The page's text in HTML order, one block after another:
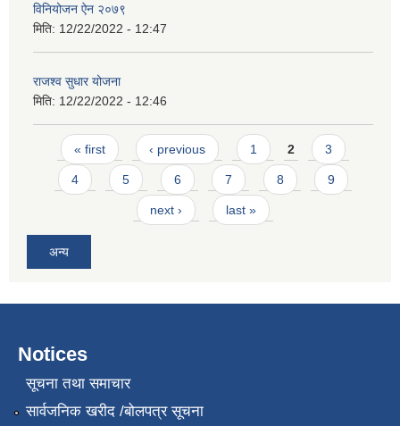
विनियोजन ऐन २०७९
मिति: 12/22/2022 - 12:47
राजश्व सुधार योजना
मिति: 12/22/2022 - 12:46
Pages
« first ‹ previous 1 2 3
4 5 6 7 8 9
next › last »
अन्य
Notices
सूचना तथा समाचार
सार्वजनिक खरीद /बोलपत्र सूचना